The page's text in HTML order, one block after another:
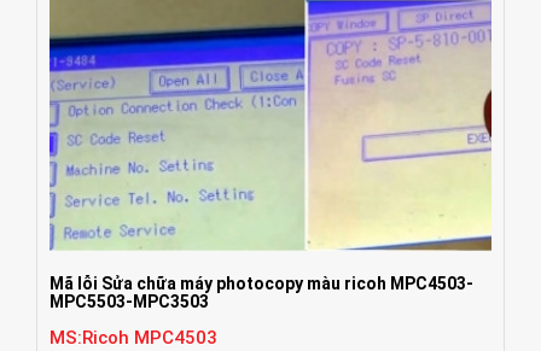
Mã lỗi Sửa chữa máy photocopy màu ricoh MPC4503-
MPC5503-MPC3503
MS:Ricoh MPC4503